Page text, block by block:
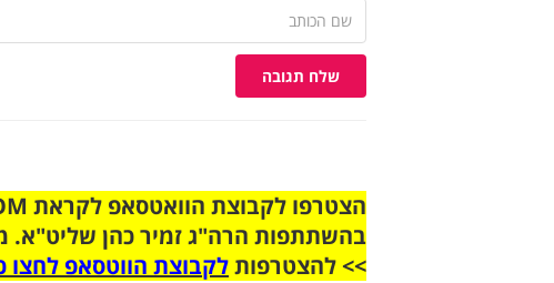
שלח תגובה
בהשתתפות הרה"ג זמיר כהן שליט"א.
>> להצטרפותלקבוצת הווטסאפ לחצו